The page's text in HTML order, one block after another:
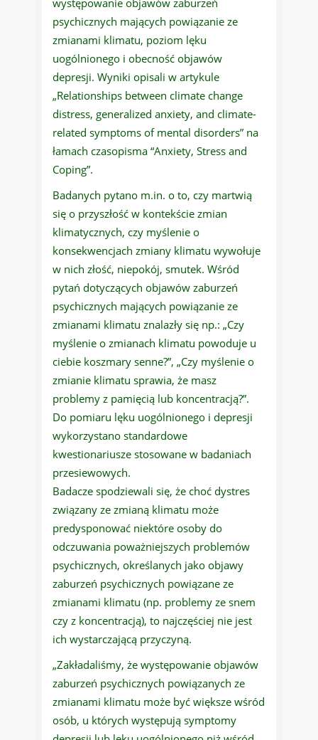
występowanie objawów zaburzeń
psychicznych mających powiązanie ze
zmianami klimatu, poziom lęku
uogólnionego i obecność objawów
depresji. Wyniki opisali w artykule
„Relationships between climate change
distress, generalized anxiety, and climate-
related symptoms of mental disorders” na
łamach czasopisma “Anxiety, Stress and
Coping”.
Badanych pytano m.in. o to, czy martwią
się o przyszłość w kontekście zmian
klimatycznych, czy myślenie o
konsekwencjach zmiany klimatu wywołuje
w nich złość, niepokój, smutek. Wśród
pytań dotyczących objawów zaburzeń
psychicznych mających powiązanie ze
zmianami klimatu znalazły się np.: „Czy
myślenie o zmianach klimatu powoduje u
ciebie koszmary senne?”, „Czy myślenie o
zmianie klimatu sprawia, że masz
problemy z pamięcią lub koncentracją?”.
Do pomiaru lęku uogólnionego i depresji
wykorzystano standardowe
kwestionariusze stosowane w badaniach
przesiewowych.
Badacze spodziewali się, że choć dystres
związany ze zmianą klimatu może
predysponować niektóre osoby do
odczuwania poważniejszych problemów
psychicznych, określanych jako objawy
zaburzeń psychicznych powiązane ze
zmianami klimatu (np. problemy ze snem
czy z koncentracją), to najczęściej nie jest
ich wystarczającą przyczyną.
„Zakładaliśmy, że występowanie objawów
zaburzeń psychicznych powiązanych ze
zmianami klimatu może być większe wśród
osób, u których występują symptomy